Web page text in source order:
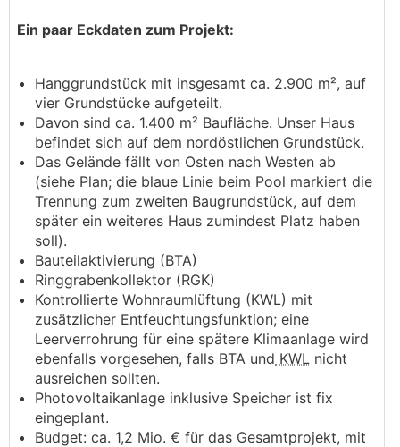
Ein paar Eckdaten zum Projekt:
Hanggrundstück mit insgesamt ca. 2.900 m², auf
vier Grundstücke aufgeteilt.
Davon sind ca. 1.400 m² Baufläche. Unser Haus
befindet sich auf dem nordöstlichen Grundstück.
Das Gelände fällt von Osten nach Westen ab
(siehe Plan; die blaue Linie beim Pool markiert die
Trennung zum zweiten Baugrundstück, auf dem
später ein weiteres Haus zumindest Platz haben
soll).
Bauteilaktivierung (BTA)
Ringgrabenkollektor (RGK)
Kontrollierte Wohnraumlüftung (KWL) mit
zusätzlicher Entfeuchtungsfunktion; eine
Leerverrohrung für eine spätere Klimaanlage wird
ebenfalls vorgesehen, falls BTA und KWL nicht
ausreichen sollten.
Photovoltaikanlage inklusive Speicher ist fix
eingeplant.
Budget: ca. 1,2 Mio. € für das Gesamtprojekt, mit